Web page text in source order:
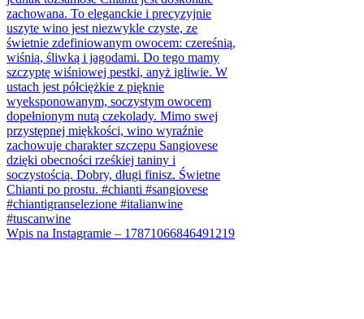
Wpis na Instagramie – 17871066846491219